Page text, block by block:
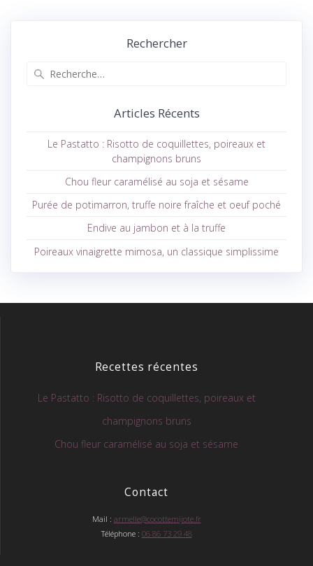
Rechercher
Articles Récents
Le Pastatto : Risotto de coquillettes, poireaux et
champignons bruns
Chou fleur caramélisé au soja et sésame
Purée de potimarron, truffe noire fraîche et oeuf poché
Endive au jambon et à la truffe
Poireaux vinaigrette mimosa, un classique simplissime
Recettes récentes
Le Pastatto : Risotto de coquillettes, poireaux et
champignons bruns
Chou fleur caramélisé au soja et sésame
Contact
Mail : armelle@cocottemijote.fr
Téléphone : 06 86 73 29 48